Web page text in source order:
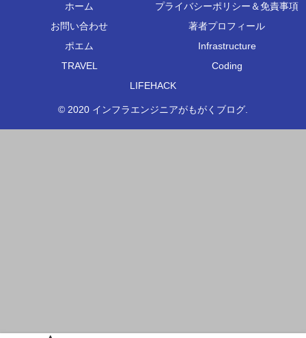
ホーム
プライバシーポリシー＆免責事項
お問い合わせ
著者プロフィール
ポエム
Infrastructure
TRAVEL
Coding
LIFEHACK
© 2020 インフラエンジニアがもがくブログ.